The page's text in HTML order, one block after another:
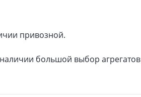
привозной.
большой выбор агрегатов